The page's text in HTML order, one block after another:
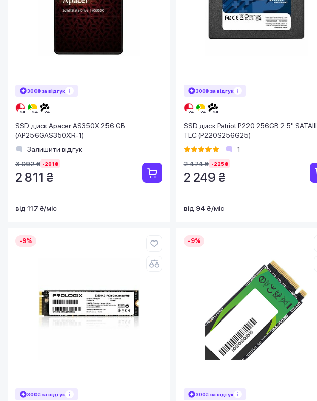
300₴ за відгук
SSD диск Apacer AS350X 256 GB
(AP256GAS350XR-1)
Залишити відгук
3 092 ₴ -281 ₴
2 811 ₴
від 117 ₴/міс
300₴ за відгук
SSD диск Patriot P220 256GB 2.5" SATAIII
TLC (P220S256G25)
1
2 474 ₴ -225 ₴
2 249 ₴
від 94 ₴/міс
-9%
300₴ за відгук
-9%
300₴ за відгук